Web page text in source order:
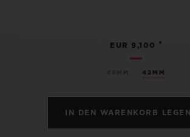
42MM
EUR 9,100 •
IN DEN WARENKORB LEGEN